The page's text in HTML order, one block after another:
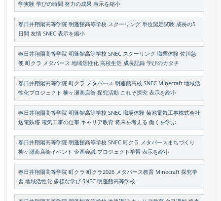
学実験 学びの時間 努力の成果 表示を縮小
春日井翔陽高等学院 明蓬館高等学校 スクーリング 単位認定試験 成長の5
日間 友情 SNEC 表示を縮小
春日井翔陽高等学院 明蓬館高等学校 SNEC スクーリング 職業体験 佐川急
便 町クラ メタバース 地域活性化 高校生活 成長記録 学びのカタチ
春日井翔陽高等学院 町クラ メタバース 明蓬館高校 SNEC Minecraft 地域活
性化プロジェクト 柳ヶ瀬商店街 探究活動 これぞ探究 表示を縮小
春日井翔陽高等学院 明蓬館高等学校 SNEC 職場体験 菊池電気工事株式会社
送電鉄塔 電気工事の仕事 キャリア教育 将来を考える 働くを学ぶ
春日井翔陽高等学院 明蓬館高等学校 SNEC 町クラ メタバースまちづくり
柳ヶ瀬商店街イベント 企画会議 プロジェクト学習 表示を縮小
春日井翔陽高等学院 町クラ 町クラ2026 メタバース教育 Minecraft 探究学
習 地域活性化 多様な学び SNEC 明蓬館高等学校